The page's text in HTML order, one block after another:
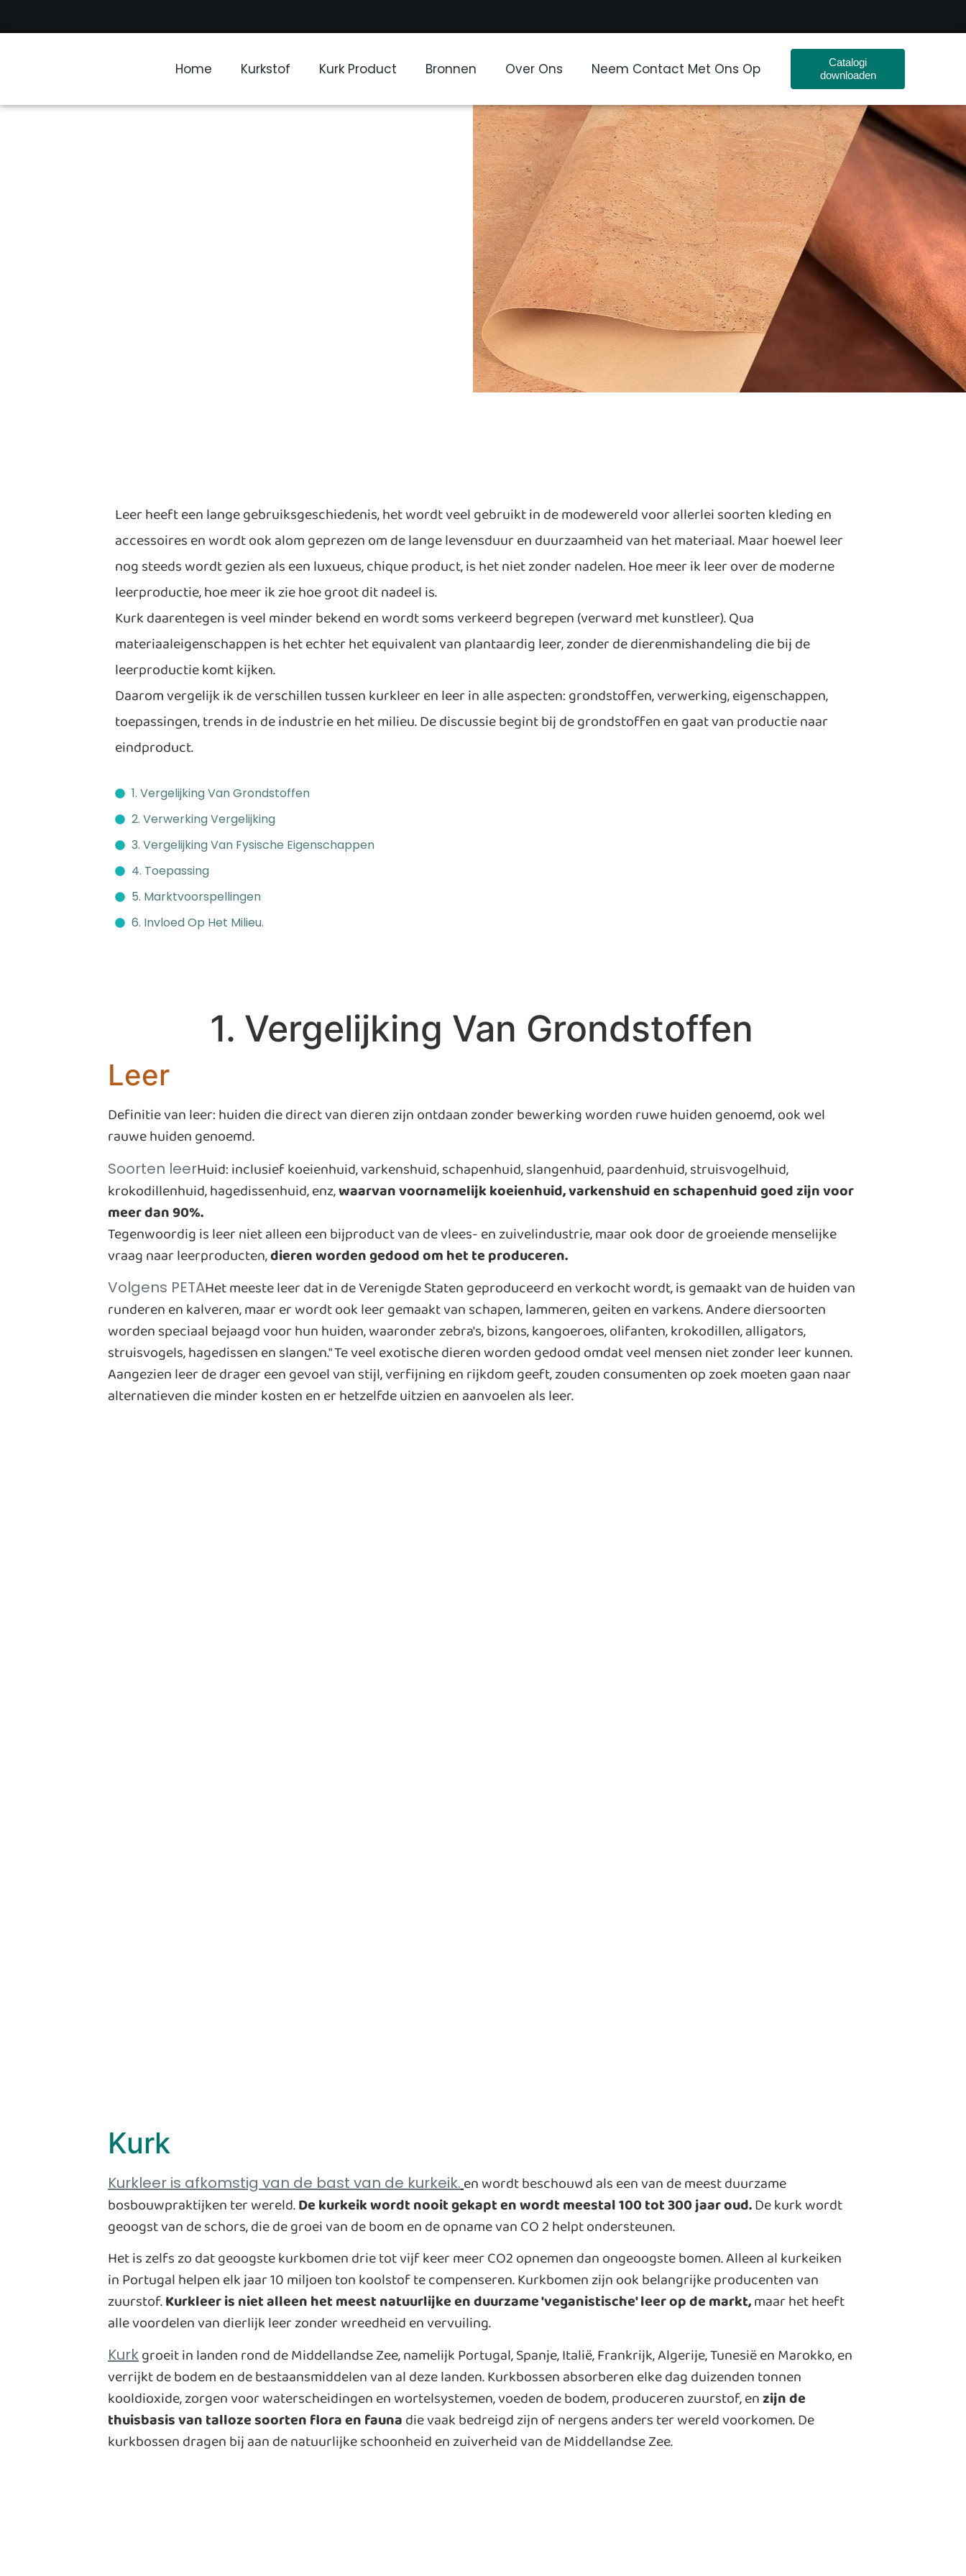
Home Kurkstof Kurk Product Bronnen Over Ons Neem Contact Met Ons Op
Catalogi
downloaden
Leer heeft een lange gebruiksgeschiedenis, het wordt veel gebruikt in de modewereld voor allerlei soorten kleding en
accessoires en wordt ook alom geprezen om de lange levensduur en duurzaamheid van het materiaal. Maar hoewel leer
nog steeds wordt gezien als een luxueus, chique product, is het niet zonder nadelen. Hoe meer ik leer over de moderne
leerproductie, hoe meer ik zie hoe groot dit nadeel is.
Kurk daarentegen is veel minder bekend en wordt soms verkeerd begrepen (verward met kunstleer). Qua
materiaaleigenschappen is het echter het equivalent van plantaardig leer, zonder de dierenmishandeling die bij de
leerproductie komt kijken.
Daarom vergelijk ik de verschillen tussen kurkleer en leer in alle aspecten: grondstoffen, verwerking, eigenschappen,
toepassingen, trends in de industrie en het milieu. De discussie begint bij de grondstoffen en gaat van productie naar
eindproduct.
1. Vergelijking Van Grondstoffen
2. Verwerking Vergelijking
3. Vergelijking Van Fysische Eigenschappen
4. Toepassing
5. Marktvoorspellingen
6. Invloed Op Het Milieu.
1. Vergelijking Van Grondstoffen
Leer
Definitie van leer: huiden die direct van dieren zijn ontdaan zonder bewerking worden ruwe huiden genoemd, ook wel
rauwe huiden genoemd.
Soorten leerHuid: inclusief koeienhuid, varkenshuid, schapenhuid, slangenhuid, paardenhuid, struisvogelhuid,
krokodillenhuid, hagedissenhuid, enz,waarvan voornamelijk koeienhuid, varkenshuid en schapenhuid goed zijn voor
meer dan 90%.
Tegenwoordig is leer niet alleen een bijproduct van de vlees- en zuivelindustrie, maar ook door de groeiende menselijke
vraag naar leerproducten,dieren worden gedood om het te produceren.
Volgens PETAHet meeste leer dat in de Verenigde Staten geproduceerd en verkocht wordt, is gemaakt van de huiden van
runderen en kalveren, maar er wordt ook leer gemaakt van schapen, lammeren, geiten en varkens. Andere diersoorten
worden speciaal bejaagd voor hun huiden, waaronder zebra's, bizons, kangoeroes, olifanten, krokodillen, alligators,
struisvogels, hagedissen en slangen." Te veel exotische dieren worden gedood omdat veel mensen niet zonder leer kunnen.
Aangezien leer de drager een gevoel van stijl, verfijning en rijkdom geeft, zouden consumenten op zoek moeten gaan naar
alternatieven die minder kosten en er hetzelfde uitzien en aanvoelen als leer.
Kurk
Kurkleer is afkomstig van de bast van de kurkeik. en wordt beschouwd als een van de meest duurzame
bosbouwpraktijken ter wereld.De kurkeik wordt nooit gekapt en wordt meestal 100 tot 300 jaar oud.De kurk wordt
geoogst van de schors, die de groei van de boom en de opname van CO 2 helpt ondersteunen.
Het is zelfs zo dat geoogste kurkbomen drie tot vijf keer meer CO2 opnemen dan ongeoogste bomen. Alleen al kurkeiken
in Portugal helpen elk jaar 10 miljoen ton koolstof te compenseren. Kurkbomen zijn ook belangrijke producenten van
zuurstof.Kurkleer is niet alleen het meest natuurlijke en duurzame 'veganistische' leer op de markt,maar het heeft
alle voordelen van dierlijk leer zonder wreedheid en vervuiling.
Kurkgroeit in landen rond de Middellandse Zee, namelijk Portugal, Spanje, Italië, Frankrijk, Algerije, Tunesië en Marokko, en
verrijkt de bodem en de bestaansmiddelen van al deze landen. Kurkbossen absorberen elke dag duizenden tonnen
kooldioxide, zorgen voor waterscheidingen en wortelsystemen, voeden de bodem, produceren zuurstof, enzijn de
thuisbasis van talloze soorten flora en faunadie vaak bedreigd zijn of nergens anders ter wereld voorkomen. De
kurkbossen dragen bij aan de natuurlijke schoonheid en zuiverheid van de Middellandse Zee.